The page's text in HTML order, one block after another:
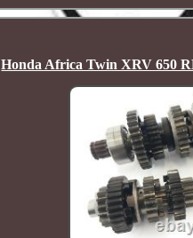
Honda Africa Twin XRV 650